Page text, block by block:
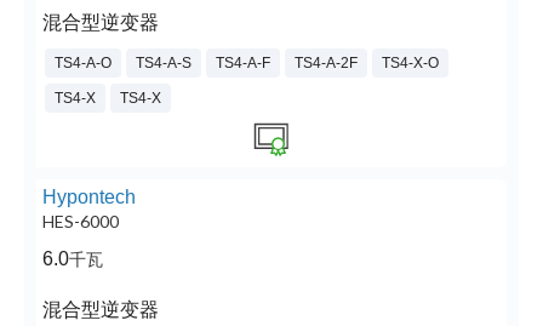
混合型逆变器
TS4-A-O TS4-A-S TS4-A-F TS4-A-2F TS4-X-O
TS4-X TS4-X
Hypontech
HES-6000
6.0千瓦
混合型逆变器